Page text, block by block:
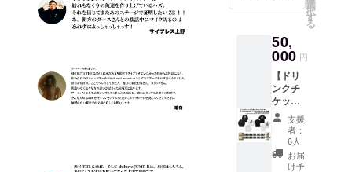
い。 ※
ご支援
をして
いただ
く際に
『上乗
せ支
援』を
するこ
とがで
きま
載 ※ 掲
載可能
な方は
お名前
(又は
ニック
ネーム)
を備考
欄へご
記入く
ださ
ツ2枚
ズ： M /
L / XL /
XXL ※
JUMP-
A-Tシャ
ツは
BLACK
になり
ます。
GAME-
A-L/S T
選
択
す
る
50,
000 円
【ドリ
ンクチ
ケット
(10枚)
＋シャ
ンパン
オー
ダーチ
支援
者：
6人
お届
け予